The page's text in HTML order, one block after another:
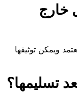
خارج
ويمكن توثيقها
تسليمها؟